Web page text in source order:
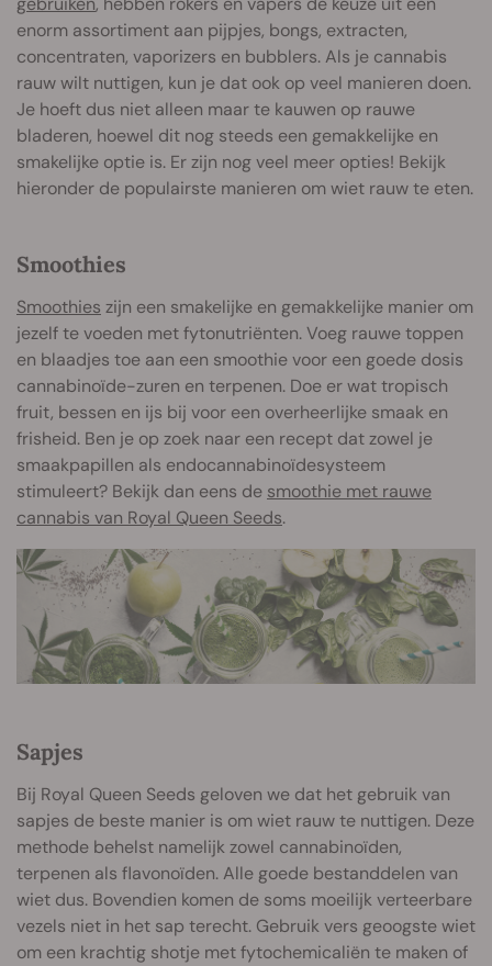
enorm assortiment aan pijpjes, bongs, extracten,
concentraten, vaporizers en bubblers. Als je cannabis
rauw wilt nuttigen, kun je dat ook op veel manieren doen.
Je hoeft dus niet alleen maar te kauwen op rauwe
bladeren, hoewel dit nog steeds een gemakkelijke en
smakelijke optie is. Er zijn nog veel meer opties! Bekijk
hieronder de populairste manieren om wiet rauw te eten.
Smoothies
Smoothies zijn een smakelijke en gemakkelijke manier om
jezelf te voeden met fytonutriënten. Voeg rauwe toppen
en blaadjes toe aan een smoothie voor een goede dosis
cannabinoïde-zuren en terpenen. Doe er wat tropisch
fruit, bessen en ijs bij voor een overheerlijke smaak en
frisheid. Ben je op zoek naar een recept dat zowel je
smaakpapillen als endocannabinoïdesysteem
stimuleert? Bekijk dan eens de smoothie met rauwe
cannabis van Royal Queen Seeds.
Sapjes
Bij Royal Queen Seeds geloven we dat het gebruik van
sapjes de beste manier is om wiet rauw te nuttigen. Deze
methode behelst namelijk zowel cannabinoïden,
terpenen als flavonoïden. Alle goede bestanddelen van
wiet dus. Bovendien komen de soms moeilijk verteerbare
vezels niet in het sap terecht. Gebruik vers geoogste wiet
om een krachtig shotje met fytochemicaliën te maken of